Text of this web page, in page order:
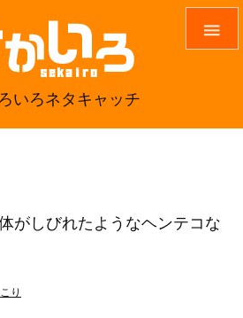
いろネタキャッチ

がしびれたようなヘンテコな
り